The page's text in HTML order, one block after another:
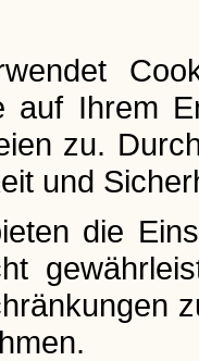
auf Ihrem
zu.
und
die